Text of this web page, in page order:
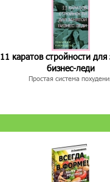
11 каратов стройности для
бизнес-леди
Простая система